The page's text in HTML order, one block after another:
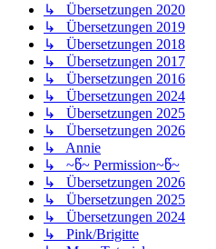
↳ Übersetzungen 2020
↳ Übersetzungen 2019
↳ Übersetzungen 2018
↳ Übersetzungen 2017
↳ Übersetzungen 2016
↳ Übersetzungen 2024
↳ Übersetzungen 2025
↳ Übersetzungen 2026
↳ Annie
↳ ~წ~ Permission~წ~
↳ Übersetzungen 2026
↳ Übersetzungen 2025
↳ Übersetzungen 2024
↳ Pink/Brigitte